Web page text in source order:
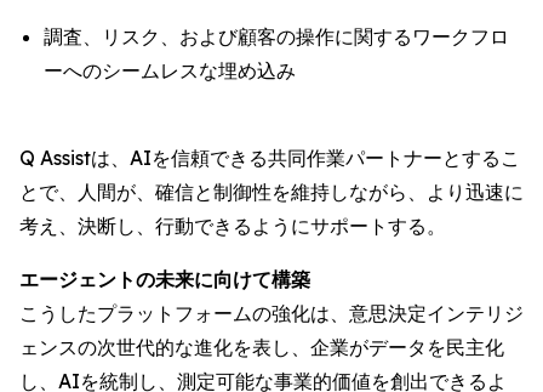
調査、リスク、および顧客の操作に関するワークフロ
ーへのシームレスな埋め込み
Q Assistは、AIを信頼できる共同作業パートナーとするこ
とで、人間が、確信と制御性を維持しながら、より迅速に
考え、決断し、行動できるようにサポートする。
エージェントの未来に向けて構築
こうしたプラットフォームの強化は、意思決定インテリジ
ェンスの次世代的な進化を表し、企業がデータを民主化
し、AIを統制し、測定可能な事業的価値を創出できるよ